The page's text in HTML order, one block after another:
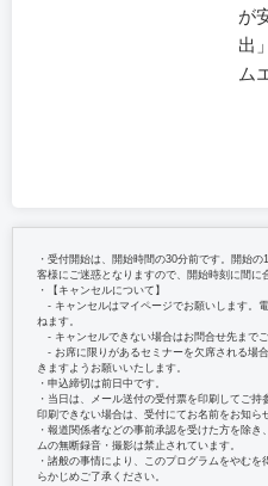
が
出
ム
・受付開始は、開始時間の30分前です。開始
客様にご迷惑となりますので、開始時刻に間に
・【キャンセルについて】
‐ キャンセルはマイページでお願いします。
ねます。
‐ キャンセルできない場合はお問合せ先までご
‐ お席に限りがあるセミナーを欠席される場
きますようお願いいたします。
・申込締切は前日中です。
・当日は、メール送付の受付票を印刷してご
印刷できない場合は、受付にてお名前をお知ら
・報道関係者などの事前承認を受けた方を除
ムの無断録音・撮影は禁止されています。
・諸般の事情により、このプログラムをやむ
らかじめご了承ください。